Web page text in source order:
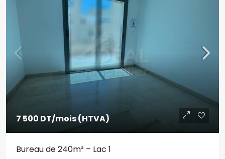
7 500 DT/mois (HTVA)
Bureau de 240m² – Lac 1